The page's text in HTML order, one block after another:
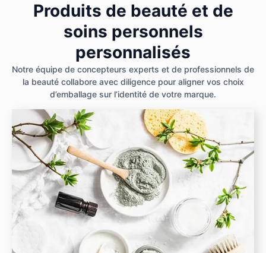
Produits de beauté et de
soins personnels
personnalisés
Notre équipe de concepteurs experts et de professionnels de
la beauté collabore avec diligence pour aligner vos choix
d’emballage sur l’identité de votre marque.